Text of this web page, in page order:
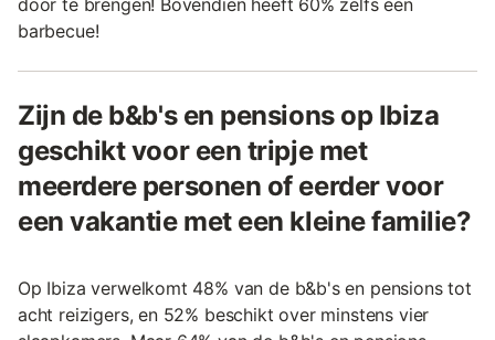
barbecue!
Zijn de b&b's en pensions op Ibiza
geschikt voor een tripje met
meerdere personen of eerder voor
een vakantie met een kleine familie?
Op Ibiza verwelkomt 48% van de b&b's en pensions tot
acht reizigers, en 52% beschikt over minstens vier